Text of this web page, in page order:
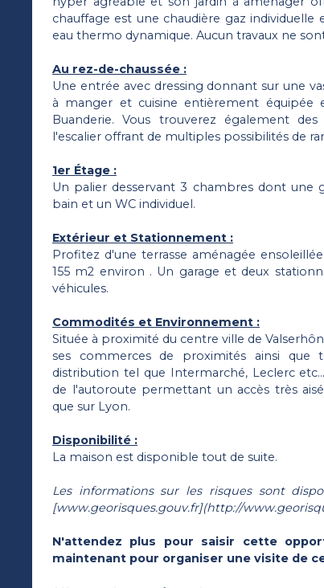
chauffage est une chaudière gaz individuelle
eau thermo dynamique. Aucun travaux ne
Au rez-de-chaussée :
Une entrée avec dressing donnant sur une
à manger et cuisine entièrement
Buanderie. Vous trouverez également
l'escalier offrant de multiples possibilités de
1er Étage :
Un palier desservant 3 chambres dont une
bain et un WC individuel.
Extérieur et Stationnement :
Profitez d'une terrasse aménagée
155 m2 environ . Un garage et deux
véhicules.
Commodités et Environnement :
Située à proximité du centre ville de
ses commerces de proximités ainsi que
distribution tel que Intermarché, Leclerc
de l'autoroute permettant un accès très
que sur Lyon.
Disponibilité :
La maison est disponible tout de suite.
Les informations sur les risques sont
[www.georisques.gouv.fr](http://
N'attendez plus pour saisir cette
maintenant pour organiser une visite de